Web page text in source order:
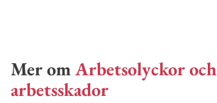
Mer omArbetsolyckor och
arbetsskador